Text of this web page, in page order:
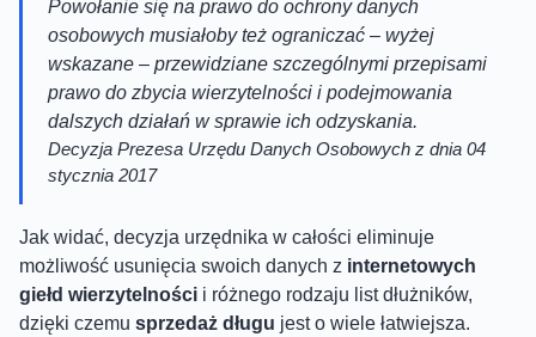
Powołanie się na prawo do ochrony danych
osobowych musiałoby też ograniczać – wyżej
wskazane – przewidziane szczególnymi przepisami
prawo do zbycia wierzytelności i podejmowania
dalszych działań w sprawie ich odzyskania.
Decyzja Prezesa Urzędu Danych Osobowych z dnia 04
stycznia 2017
Jak widać, decyzja urzędnika w całości eliminuje
możliwość usunięcia swoich danych z internetowych
giełd wierzytelności i różnego rodzaju list dłużników,
dzięki czemu sprzedaż długu jest o wiele łatwiejsza.